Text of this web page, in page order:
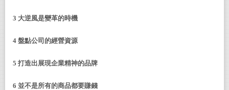
3 大逆風是變革的時機
4 盤點公司的經營資源
5 打造出展現企業精神的品牌
6 並不是所有的商品都要賺錢